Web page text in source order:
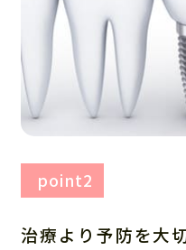
point2
治療より予防を大